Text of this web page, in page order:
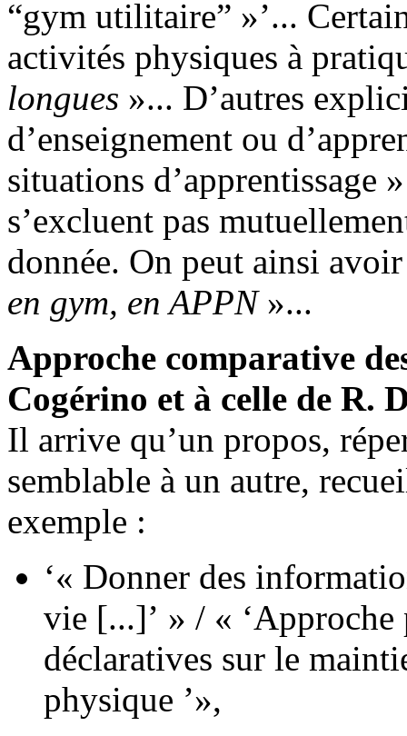
“gym utilitaire” »’...
activités physiques à
longues »... D’autres
d’enseignement ou
situations d’apprentissage
s’excluent pas
donnée. On peut ainsi
en gym, en APPN»...
Approche comparative
Cogérino et à celle de R.
Il arrive qu’un propos,
semblable à un autre,
exemple :
‘« Donner des
vie [...]’ » / « ‘Approche
déclaratives sur le
physique ’»,